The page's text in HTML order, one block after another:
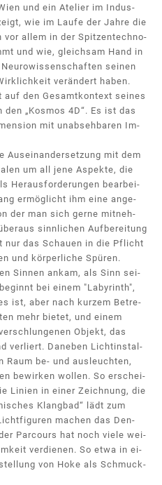
und ein Ate­lier im In­dus­
wie im Lau­fe der Jah­re die
vor al­lem in der Spit­zen­tech­no­
und wie, gleich­sam Hand in
sei­nen
ver­än­dert ha­ben.
den Ge­samt­kon­text sei­nes
„Kos­mos 4D“. Es ist das
mit un­ab­seh­ba­ren Im­
Aus­ein­an­der­set­zung mit dem
um all je­ne Aspek­te, die
Her­aus­for­de­run­gen be­ar­bei­
er­mög­licht ihm ei­ne an­ge­
der man sich ger­ne mit­neh­
sinn­li­chen Auf­be­rei­tung
nur das Schau­en in die Pflicht
und kör­per­li­che Spü­ren.
Sin­nen an­kam, als Sinn sei­
bei ei­nem "La­by­rinth",
ist, aber nach kur­zem Be­tre­
mehr bie­tet, und ei­nem
Ob­jekt, das
ver­liert. Da­ne­ben Licht­in­stal­
Raum be- und aus­leuch­ten,
be­wir­ken wol­len. So er­schei­
Li­ni­en in ei­ner Zeich­nung, die
Klang­bad“ lädt zum
ma­chen das Den­
Par­cours hat noch vie­le wei­
ver­die­nen. So et­wa in ei­
von Ho­ke als Schmuck­